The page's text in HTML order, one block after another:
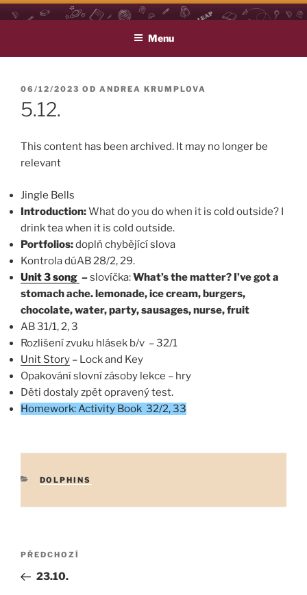
Přejít
k
webu
LEAP
Life Long English Achievement Project
Menu
PUBLIKOVÁNO
06/12/2023 OD ANDREA KRUMPLOVA
5.12.
This content has been archived. It may no longer be
relevant
Jingle Bells
Introduction:What do you do when it is cold outside? I
drink tea when it is cold outside.
Portfolios:doplň chybějící slova
Kontrola dúAB 28/2, 29.
Unit 3 song –slovíčka:What’s the matter? I’ve got a
stomach ache.lemonade, ice cream, burgers,
chocolate, water, party, sausages, nurse, fruit
AB 31/1, 2, 3
Rozlišení zvuku hlásek b/v – 32/1
Unit Story – Lock and Key
Opakování slovní zásoby lekce – hry
Děti dostaly zpět opravený test.
Homework: Activity Book 32/2, 33
RUBRIKY
DOLPHINS
Navigace
příspěvek
Předchozí
příspěvek
PŘEDCHOZÍ
23.10.